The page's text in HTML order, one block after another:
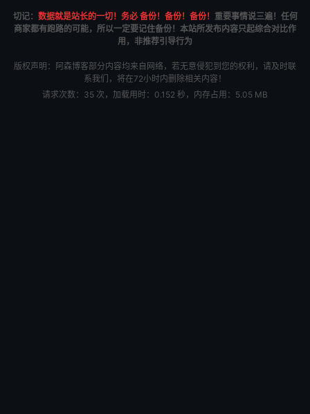
切记： 数据就是站长的一切！务必 备份！备份！备份！ 重要事情说三遍！任何
商家都有跑路的可能，所以一定要记住备份！本站所发布内容只起综合对比作
用，非推荐引导行为
版权声明：阿森博客部分内容均来自网络，若无意侵犯到您的权利，请及时联
系我们，将在72小时内删除相关内容！
请求次数：35 次，加载用时：0.152 秒，内存占用：5.05 MB